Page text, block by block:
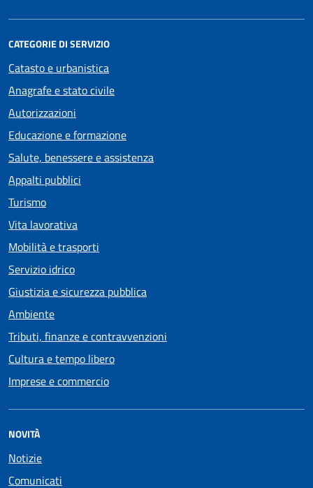
CATEGORIE DI SERVIZIO
Catasto e urbanistica
Anagrafe e stato civile
Autorizzazioni
Educazione e formazione
Salute, benessere e assistenza
Appalti pubblici
Turismo
Vita lavorativa
Mobilità e trasporti
Servizio idrico
Giustizia e sicurezza pubblica
Ambiente
Tributi, finanze e contravvenzioni
Cultura e tempo libero
Imprese e commercio
NOVITÀ
Notizie
Comunicati